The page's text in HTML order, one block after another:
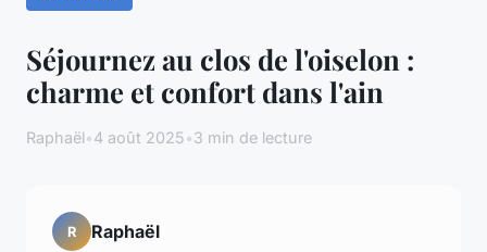
Séjournez au clos de l'oiselon :
charme et confort dans l'ain
Raphaël•4 août 2025•3 min de lecture
R Raphaël